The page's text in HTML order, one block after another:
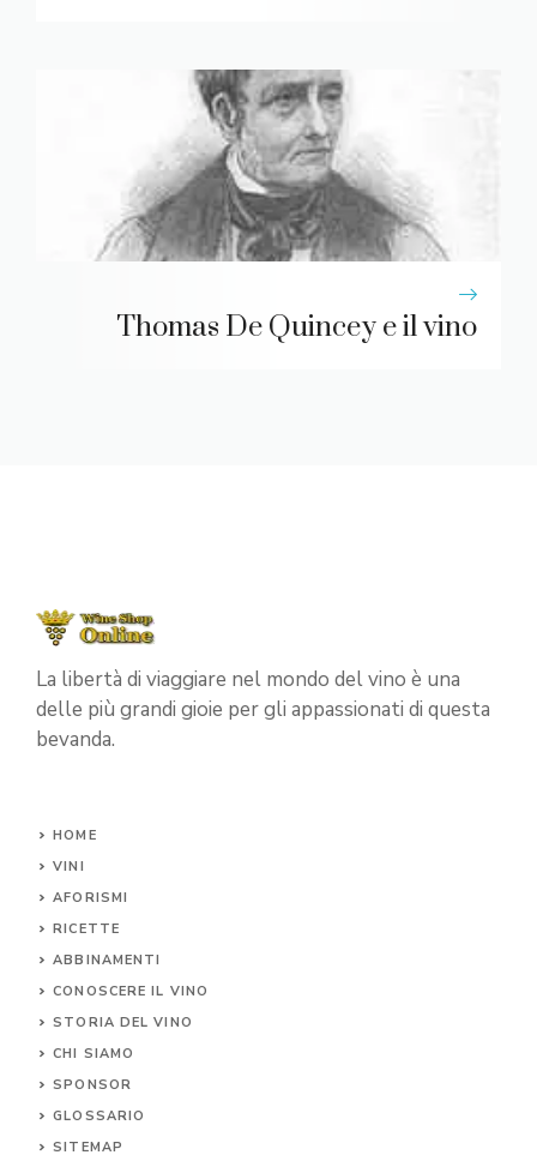
Thomas De Quincey e il vino
La libertà di viaggiare nel mondo del vino è una
delle più grandi gioie per gli appassionati di questa
bevanda.
HOME
VINI
AFORISMI
RICETTE
ABBINAMENTI
CONOSCERE IL VINO
STORIA DEL VINO
CHI SIAMO
SPONSOR
GLOSSARIO
SITEMAP